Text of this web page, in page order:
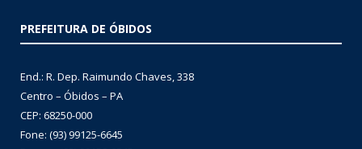
PREFEITURA DE ÓBIDOS
End.: R. Dep. Raimundo Chaves, 338
Centro – Óbidos – PA
CEP: 68250-000
Fone: (93) 99125-6645